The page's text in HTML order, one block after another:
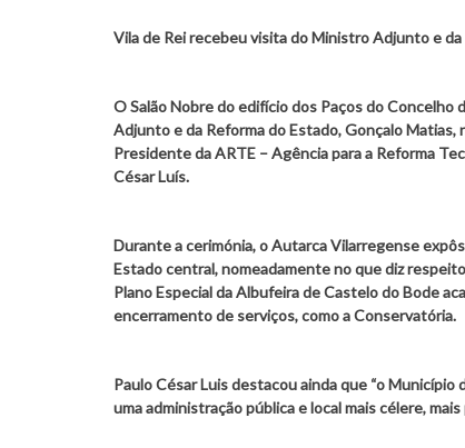
Vila de Rei recebeu visita do Ministro Adjunto e
O Salão Nobre do edifício dos Paços do Concelho
Adjunto e da Reforma do Estado, Gonçalo
Presidente da ARTE – Agência para a Reforma
César Luís.
Durante a cerimónia, o Autarca Vilarregense
Estado central, nomeadamente no que diz
Plano Especial da Albufeira de Castelo do Bode
encerramento de serviços, como a Conservatória.
Paulo César Luis destacou ainda que “o
uma administração pública e local mais célere,